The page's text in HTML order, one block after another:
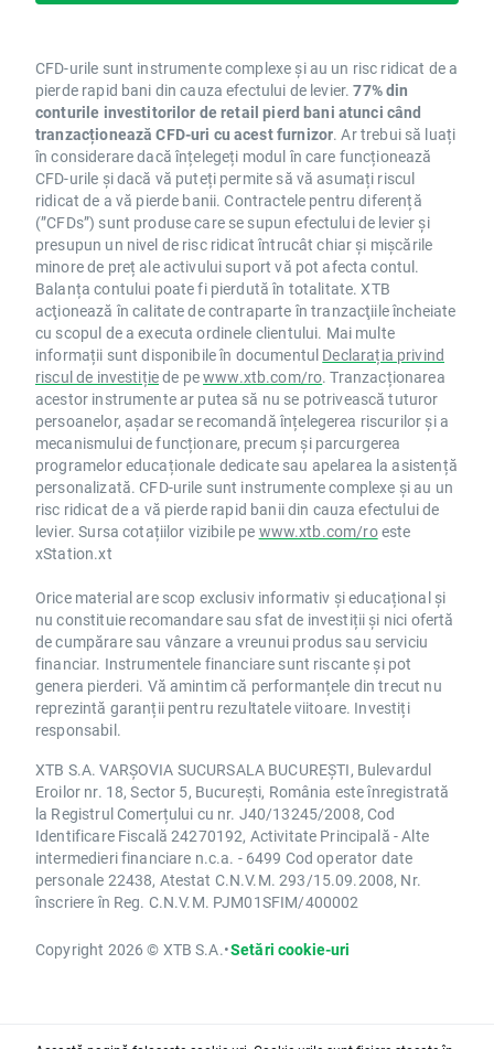
CFD-urile sunt instrumente complexe și au un risc ridicat de a
pierde rapid bani din cauza efectului de levier.77% din
conturile investitorilor de retail pierd bani atunci când
tranzacționează CFD-uri cu acest furnizor. Ar trebui să luați
în considerare dacă înțelegeți modul în care funcționează
CFD-urile și dacă vă puteți permite să vă asumați riscul
ridicat de a vă pierde banii. Contractele pentru diferență
(”CFDs”) sunt produse care se supun efectului de levier și
presupun un nivel de risc ridicat întrucât chiar și mișcările
minore de preț ale activului suport vă pot afecta contul.
Balanța contului poate fi pierdută în totalitate. XTB
acţionează în calitate de contraparte în tranzacţiile încheiate
cu scopul de a executa ordinele clientului. Mai multe
informații sunt disponibile în documentul Declarația privind
riscul de investițiede pewww.xtb.com/ro. Tranzacționarea
acestor instrumente ar putea să nu se potrivească tuturor
persoanelor, așadar se recomandă înțelegerea riscurilor și a
mecanismului de funcționare, precum și parcurgerea
programelor educaționale dedicate sau apelarea la asistență
personalizată. CFD-urile sunt instrumente complexe și au un
risc ridicat de a vă pierde rapid banii din cauza efectului de
levier. Sursa cotațiilor vizibile pe www.xtb.com/roeste
xStation.xt
Orice material are scop exclusiv informativ și educațional și
nu constituie recomandare sau sfat de investiții și nici ofertă
de cumpărare sau vânzare a vreunui produs sau serviciu
financiar. Instrumentele financiare sunt riscante și pot
genera pierderi. Vă amintim că performanțele din trecut nu
reprezintă garanții pentru rezultatele viitoare. Investiți
responsabil.
XTB S.A. VARȘOVIA SUCURSALA BUCUREȘTI, Bulevardul
Eroilor nr. 18, Sector 5, București, România este înregistrată
la Registrul Comerțului cu nr. J40/13245/2008, Cod
Identificare Fiscală 24270192, Activitate Principală - Alte
intermedieri financiare n.c.a. - 6499 Cod operator date
personale 22438, Atestat C.N.V.M. 293/15.09.2008, Nr.
înscriere în Reg. C.N.V.M. PJM01SFIM/400002
Copyright 2026 © XTB S.A.•Setări cookie-uri